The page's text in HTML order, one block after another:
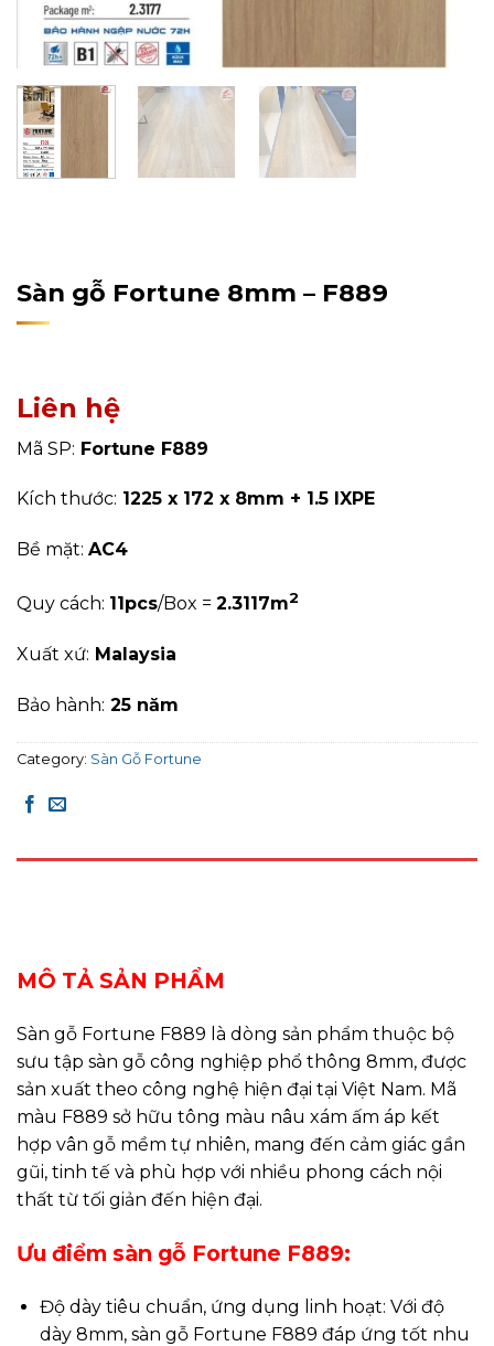
Sàn gỗ Fortune 8mm – F889
Liên hệ
Mã SP: Fortune F889
Kích thước: 1225 x 172 x 8mm + 1.5 IXPE
Bề mặt: AC4
Quy cách: 11pcs/Box = 2.3117m2
Xuất xứ: Malaysia
Bảo hành: 25 năm
Category: Sàn Gỗ Fortune
MÔ TẢ SẢN PHẨM
Sàn gỗ Fortune F889 là dòng sản phẩm thuộc bộ
sưu tập sàn gỗ công nghiệp phổ thông 8mm, được
sản xuất theo công nghệ hiện đại tại Việt Nam. Mã
màu F889 sở hữu tông màu nâu xám ấm áp kết
hợp vân gỗ mềm tự nhiên, mang đến cảm giác gần
gũi, tinh tế và phù hợp với nhiều phong cách nội
thất từ tối giản đến hiện đại.
Ưu điểm sàn gỗ Fortune F889:
Độ dày tiêu chuẩn, ứng dụng linh hoạt: Với độ
dày 8mm, sàn gỗ Fortune F889 đáp ứng tốt nhu